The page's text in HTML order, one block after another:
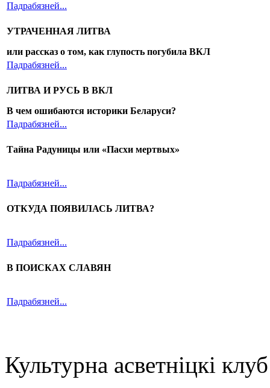
Падрабязней...
УТРАЧЕННАЯ ЛИТВА
или рассказ о том, как глупость погубила ВКЛ
Падрабязней...
ЛИТВА И РУСЬ В ВКЛ
В чем ошибаются историки Беларуси?
Падрабязней...
Тайна Радуницы или «Пасхи мертвых»
Падрабязней...
ОТКУДА ПОЯВИЛАСЬ ЛИТВА?
Падрабязней...
В ПОИСКАХ СЛАВЯН
Падрабязней...
Культурна асветнiцкi